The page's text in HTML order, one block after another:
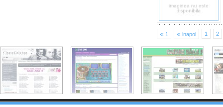
« 1 « inapoi 1 2